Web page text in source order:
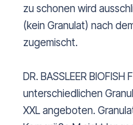
zu schonen wird
(kein Granulat) nach
zugemischt.
DR. BASSLEER
unterschiedlichen
XXL angeboten.